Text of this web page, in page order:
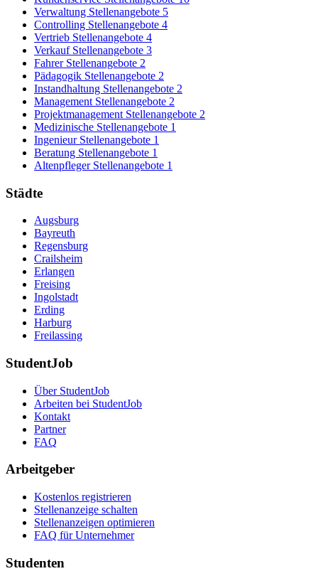
Verwaltung Stellenangebote 5
Controlling Stellenangebote 4
Vertrieb Stellenangebote 4
Verkauf Stellenangebote 3
Fahrer Stellenangebote 2
Pädagogik Stellenangebote 2
Instandhaltung Stellenangebote 2
Management Stellenangebote 2
Projektmanagement Stellenangebote 2
Medizinische Stellenangebote 1
Ingenieur Stellenangebote 1
Beratung Stellenangebote 1
Altenpfleger Stellenangebote 1
Städte
Augsburg
Bayreuth
Regensburg
Crailsheim
Erlangen
Freising
Ingolstadt
Erding
Harburg
Freilassing
StudentJob
Über StudentJob
Arbeiten bei StudentJob
Kontakt
Partner
FAQ
Arbeitgeber
Kostenlos registrieren
Stellenanzeige schalten
Stellenanzeigen optimieren
FAQ für Unternehmer
Studenten